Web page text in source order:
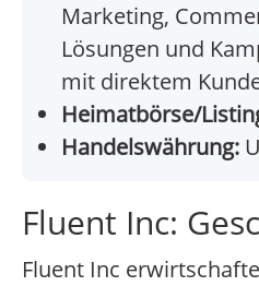
Marketing,
Lösungen und
mit direktem
Heimatbörse/
Handelswährung:
Fluent Inc:
Fluent Inc